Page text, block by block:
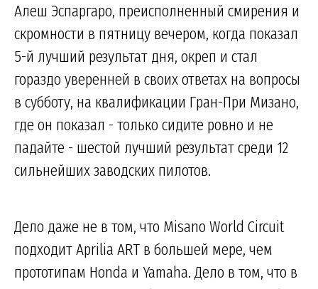
Алеш Эспаргаро, преисполненный смирения и
скромности в пятницу вечером, когда показал
5-й лучший результат дня, окреп и стал
гораздо уверенней в своих ответах на вопросы
в субботу, на квалификации Гран-При Мизано,
где он показал - только сидите ровно и не
падайте - шестой лучший результат среди 12
сильнейших заводских пилотов.
Дело даже не в том, что Misano World Circuit
подходит Aprilia ART в большей мере, чем
прототипам Honda и Yamaha. Дело в том, что в